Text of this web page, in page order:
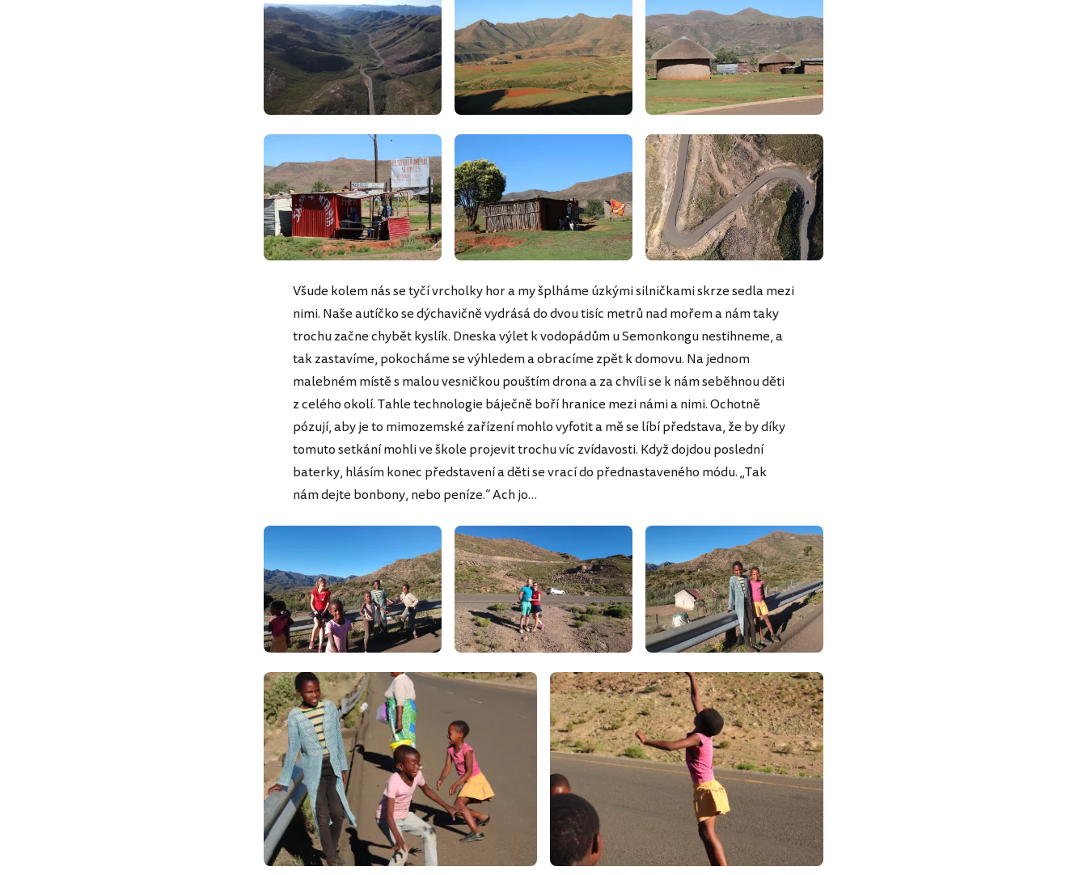
Všude kolem nás se tyčí vrcholky hor a my šplháme úzkými silničkami skrze sedla mezi
nimi. Naše autíčko se dýchavičně vydrásá do dvou tisíc metrů nad mořem a nám taky
trochu začne chybět kyslík. Dneska výlet k vodopádům u Semonkongu nestihneme, a
tak zastavíme, pokocháme se výhledem a obracíme zpět k domovu. Na jednom
malebném místě s malou vesničkou pouštím drona a za chvíli se k nám seběhnou děti
z celého okolí. Tahle technologie báječně boří hranice mezi námi a nimi. Ochotně
pózují, aby je to mimozemské zařízení mohlo vyfotit a mě se líbí představa, že by díky
tomuto setkání mohli ve škole projevit trochu víc zvídavosti. Když dojdou poslední
baterky, hlásím konec představení a děti se vrací do přednastaveného módu. „Tak
nám dejte bonbony, nebo peníze.“ Ach jo…